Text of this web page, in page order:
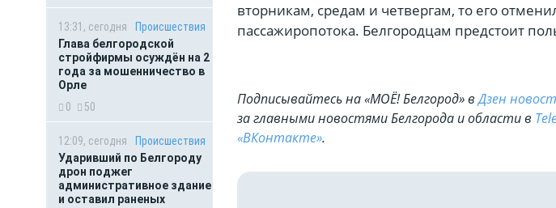
13:31, сегодня
Происшествия
Глава белгородской
стройфирмы осуждён на 2
года за мошенничество в
Орле
0
50
12:09, сегодня
Происшествия
Ударивший по Белгороду
дрон поджег
административное здание
и оставил раненых
вторникам, средам и четвергам, то его
пассажиропотока. Белгородцам предстоит
Подписывайтесь на «МОЁ! Белгород» вДзен
за главными новостями Белгорода и области в
«ВКонтакте».